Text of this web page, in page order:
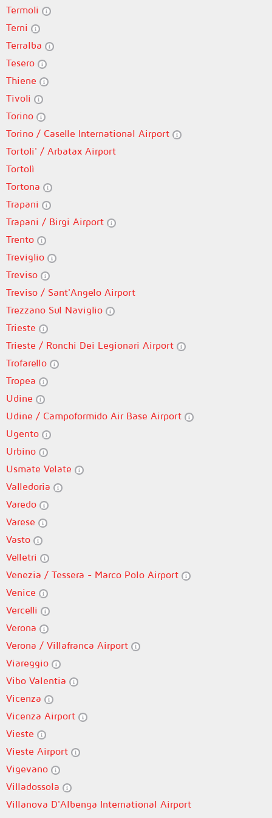
Termoli
Terni
Terralba
Tesero
Thiene
Tivoli
Torino
Torino / Caselle International Airport
Tortoli' / Arbatax Airport
Tortolì
Tortona
Trapani
Trapani / Birgi Airport
Trento
Treviglio
Treviso
Treviso / Sant'Angelo Airport
Trezzano Sul Naviglio
Trieste
Trieste / Ronchi Dei Legionari Airport
Trofarello
Tropea
Udine
Udine / Campoformido Air Base Airport
Ugento
Urbino
Usmate Velate
Valledoria
Varedo
Varese
Vasto
Velletri
Venezia / Tessera - Marco Polo Airport
Venice
Vercelli
Verona
Verona / Villafranca Airport
Viareggio
Vibo Valentia
Vicenza
Vicenza Airport
Vieste
Vieste Airport
Vigevano
Villadossola
Villanova D'Albenga International Airport